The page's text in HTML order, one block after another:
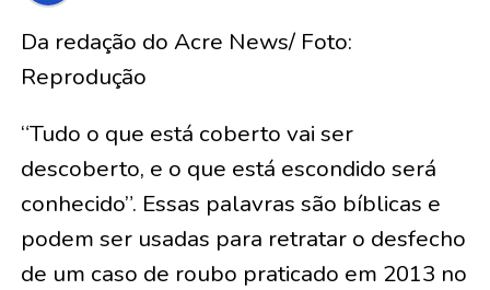
Da redação do Acre News/ Foto:
Reprodução
“Tudo o que está coberto vai ser
descoberto, e o que está escondido será
conhecido”. Essas palavras são bíblicas e
podem ser usadas para retratar o desfecho
de um caso de roubo praticado em 2013 no